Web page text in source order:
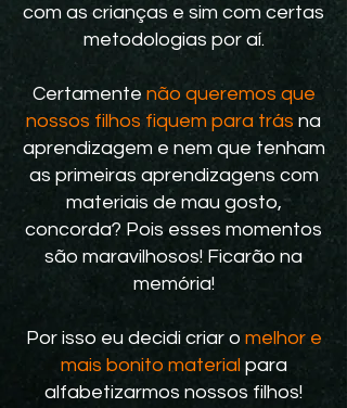
com as crianças e sim com certas
metodologias por aí.
Certamente não queremos que
nossos filhos fiquem para trás na
aprendizagem e nem que tenham
as primeiras aprendizagens com
materiais de mau gosto,
concorda? Pois esses momentos
são maravilhosos! Ficarão na
memória!
Por isso eu decidi criar o melhor e
mais bonito material para
alfabetizarmos nossos filhos!